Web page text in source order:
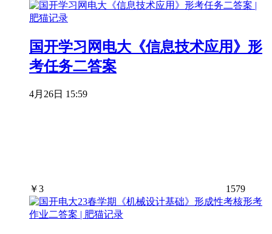
国开学习网电大《信息技术应用》形
考任务二答案
4月26日 15:59
￥3 1579